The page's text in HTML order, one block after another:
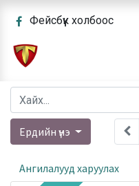
Фейсбүүк холбоос
Ердийн үнэ
Ангилалууд харуулах